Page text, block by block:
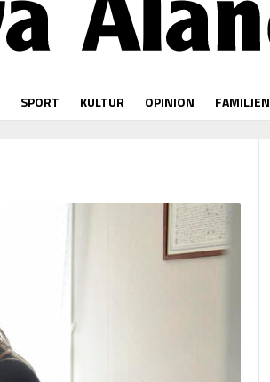
SPORT KULTUR OPINION FAMILJEN